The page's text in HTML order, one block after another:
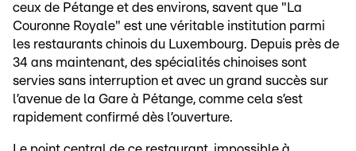
ceux de Pétange et des environs, savent que "La
Couronne Royale" est une véritable institution parmi
les restaurants chinois du Luxembourg. Depuis près de
34 ans maintenant, des spécialités chinoises sont
servies sans interruption et avec un grand succès sur
l’avenue de la Gare à Pétange, comme cela s’est
rapidement confirmé dès l’ouverture.